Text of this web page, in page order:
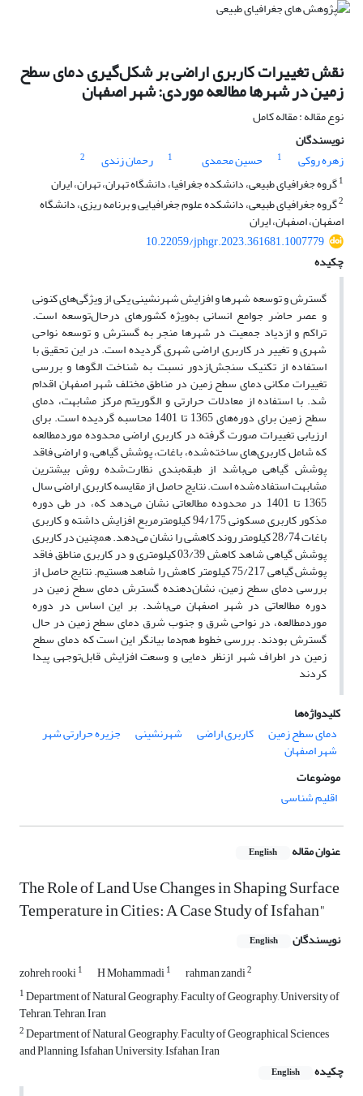
نقش تغییرات کاربری اراضی بر شکل‌گیری دمای سطح
زمین در شهرها مطالعه موردی: شهر اصفهان
نوع مقاله : مقاله کامل
نویسندگان
زهره روکی
1 حسین محمدی 1 رحمان زندی
2
1گروه جغرافیای طبیعی، دانشکده جغرافیا، دانشگاه تهران، تهران، ایران
2گروه جغرافیای طبیعی، دانشکده علوم جغرافیایی و برنامه ریزی، دانشگاه
اصفهان، اصفهان، ایران
10.22059/jphgr.2023.361681.1007779
چکیده
گسترش و توسعه شهرها و افزایش شهرنشینی یکی از ویژگی‌های کنونی
و عصر حاضر جوامع انسانی به‌ویژه کشورهای درحال‌توسعه است.
تراکم و ازدیاد جمعیت در شهرها منجر به گسترش و توسعه نواحی
شهری و تغییر در کاربری اراضی شهری گردیده است. در این تحقیق با
استفاده از تکنیک سنجش‌ازدور نسبت به شناخت الگوها و بررسی
تغییرات مکانی دمای سطح زمین در مناطق مختلف شهر اصفهان اقدام
شد. با استفاده از معادلات حرارتی و الگوریتم مرکز مشابهت، دمای
سطح زمین برای دوره‌های 1365 تا 1401 محاسبه گردیده است. برای
ارزیابی تغییرات صورت گرفته در کاربری اراضی محدوده موردمطالعه
که شامل کاربری‌های ساخته‌شده، باغات، پوشش گیاهی، و اراضی فاقد
پوشش گیاهی می‌باشد از طبقه‌بندی نظارت‌شده روش بیشترین
مشابهت استفاده‌شده است. نتایج حاصل از مقایسه کاربری اراضی سال
1365 تا 1401 در محدوده مطالعاتی نشان می‌دهد که، در طی دوره
مذکور کاربری مسکونی 94/175 کیلومترمربع افزایش داشته و کاربری
باغات 28/74 کیلومتر روند کاهشی را نشان می‌دهد. همچنین در کاربری
پوشش گیاهی شاهد کاهش 03/39 کیلومتری و در کاربری مناطق فاقد
پوشش گیاهی 75/217 کیلومتر کاهش را شاهد هستیم. نتایج حاصل از
بررسی دمای سطح زمین، نشان‌دهنده گسترش دمای سطح زمین در
دوره مطالعاتی در شهر اصفهان می‌باشد. بر این اساس در دوره
موردمطالعه، در نواحی شرق و جنوب شرق دمای سطح زمین در حال
گسترش بودند. بررسی خطوط هم‌دما بیانگر این است که دمای سطح
زمین در اطراف شهر ازنظر دمایی و وسعت افزایش قابل‌توجهی پیدا
کردند
کلیدواژه‌ها
دمای سطح زمین
کاربری اراضی شهرنشینی جزیره حرارتی شهر
شهر اصفهان
موضوعات
اقلیم شناسی
عنوان مقاله English
The Role of Land Use Changes in Shaping Surface
Temperature in Cities: A Case Study of Isfahan"
نویسندگان English
zohreh rooki1 H Mohammadi1 rahman zandi2
1Department of Natural Geography, Faculty of Geography, University of
Tehran, Tehran, Iran
2Department of Natural Geography, Faculty of Geographical Sciences
and Planning, Isfahan University, Isfahan, Iran
چکیده
English